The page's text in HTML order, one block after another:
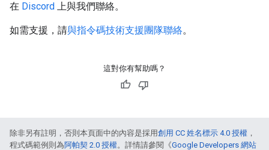
在 Discord 上與我們聯絡。
如需支援，請與指令碼技術支援團隊聯絡。
這對你有幫助嗎？
除非另有註明，否則本頁面中的內容是採用創用 CC 姓名標示 4.0 授權 ，
程式碼範例則為阿帕契 2.0 授權。詳情請參閱《Google Developers 網站